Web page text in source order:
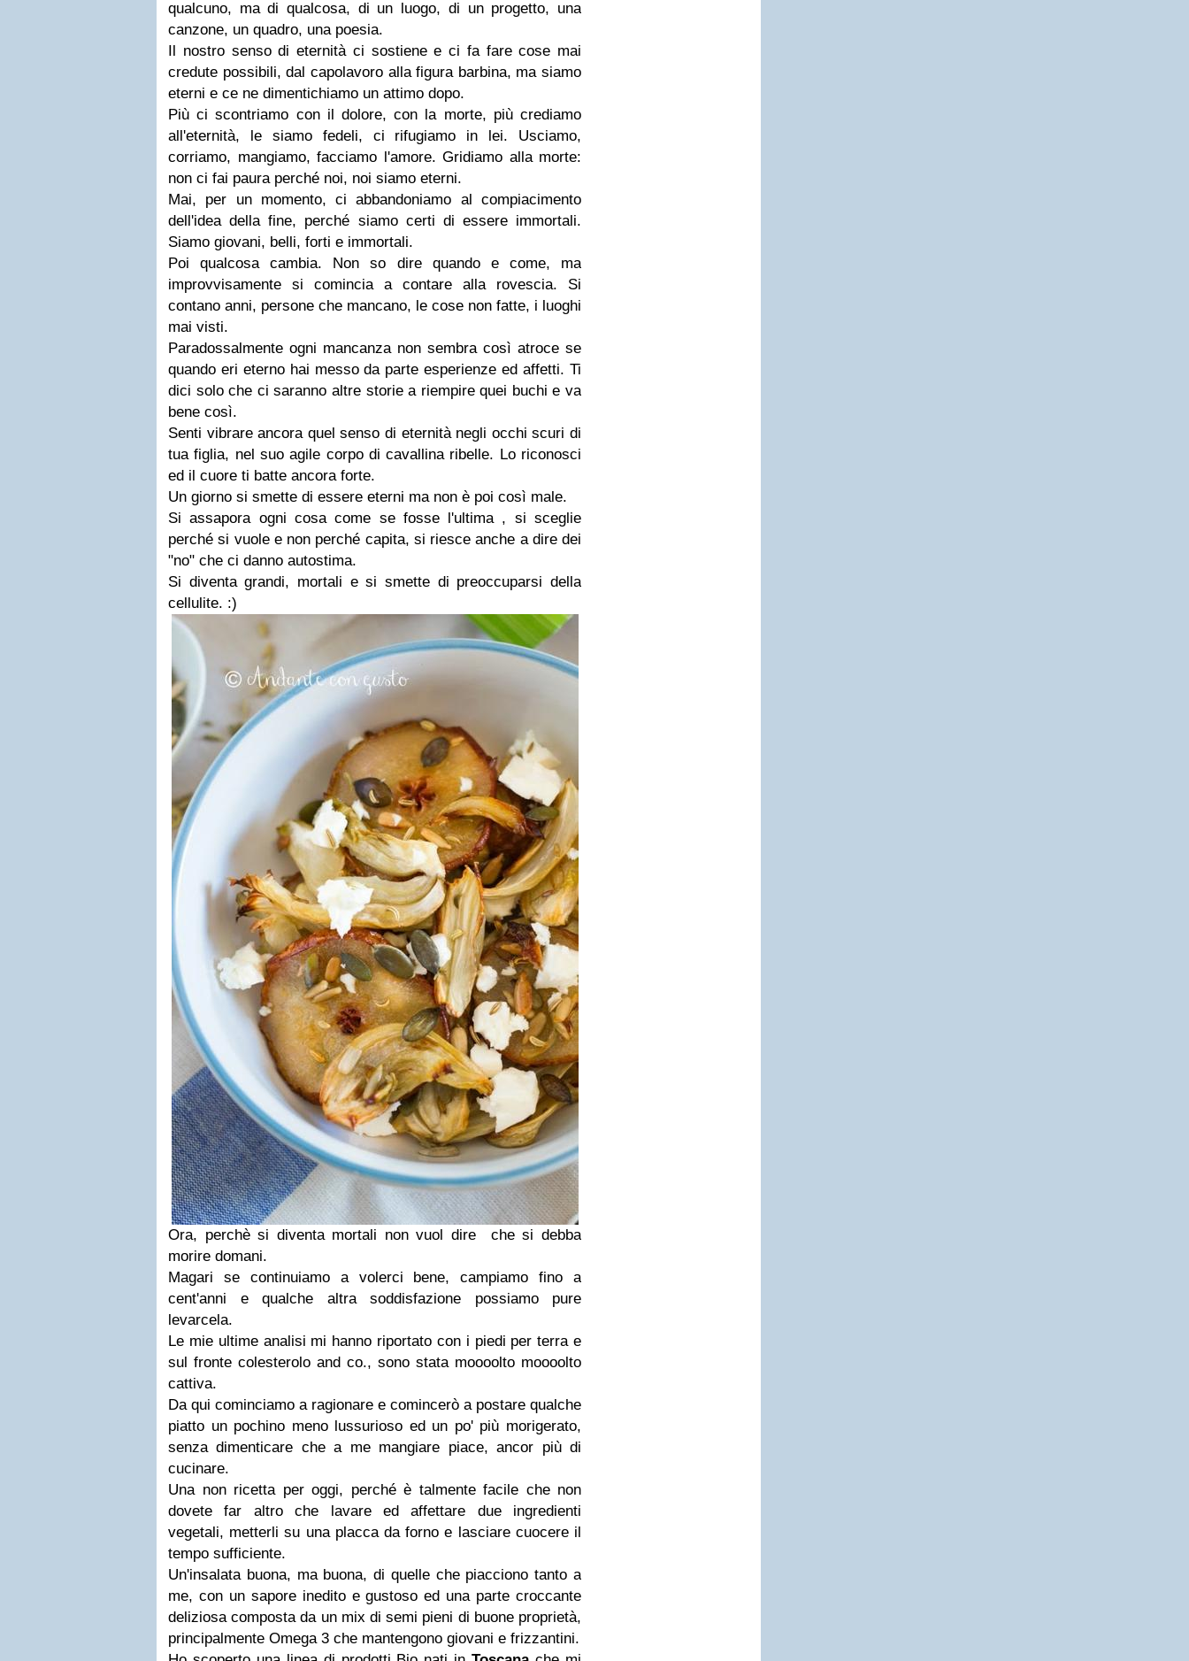
qualcuno, ma di qualcosa, di un luogo, di un progetto, una
canzone, un quadro, una poesia.
Il nostro senso di eternità ci sostiene e ci fa fare cose mai
credute possibili, dal capolavoro alla figura barbina, ma siamo
eterni e ce ne dimentichiamo un attimo dopo.
Più ci scontriamo con il dolore, con la morte, più crediamo
all'eternità, le siamo fedeli, ci rifugiamo in lei. Usciamo,
corriamo, mangiamo, facciamo l'amore. Gridiamo alla morte:
non ci fai paura perché noi, noi siamo eterni.
Mai, per un momento, ci abbandoniamo al compiacimento
dell'idea della fine, perché siamo certi di essere immortali.
Siamo giovani, belli, forti e immortali.
Poi qualcosa cambia. Non so dire quando e come, ma
improvvisamente si comincia a contare alla rovescia. Si
contano anni, persone che mancano, le cose non fatte, i luoghi
mai visti.
Paradossalmente ogni mancanza non sembra così atroce se
quando eri eterno hai messo da parte esperienze ed affetti. Ti
dici solo che ci saranno altre storie a riempire quei buchi e va
bene così.
Senti vibrare ancora quel senso di eternità negli occhi scuri di
tua figlia, nel suo agile corpo di cavallina ribelle. Lo riconosci
ed il cuore ti batte ancora forte.
Un giorno si smette di essere eterni ma non è poi così male.
Si assapora ogni cosa come se fosse l'ultima , si sceglie
perché si vuole e non perché capita, si riesce anche a dire dei
"no" che ci danno autostima.
Si diventa grandi, mortali e si smette di preoccuparsi della
cellulite. :)
Ora, perchè si diventa mortali non vuol dire che si debba
morire domani.
Magari se continuiamo a volerci bene, campiamo fino a
cent'anni e qualche altra soddisfazione possiamo pure
levarcela.
Le mie ultime analisi mi hanno riportato con i piedi per terra e
sul fronte colesterolo and co., sono stata moooolto moooolto
cattiva.
Da qui cominciamo a ragionare e comincerò a postare qualche
piatto un pochino meno lussurioso ed un po' più morigerato,
senza dimenticare che a me mangiare piace, ancor più di
cucinare.
Una non ricetta per oggi, perché è talmente facile che non
dovete far altro che lavare ed affettare due ingredienti
vegetali, metterli su una placca da forno e lasciare cuocere il
tempo sufficiente.
Un'insalata buona, ma buona, di quelle che piacciono tanto a
me, con un sapore inedito e gustoso ed una parte croccante
deliziosa composta da un mix di semi pieni di buone proprietà,
principalmente Omega 3 che mantengono giovani e frizzantini.